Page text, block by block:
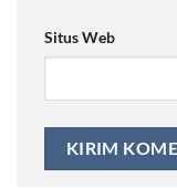
Situs Web